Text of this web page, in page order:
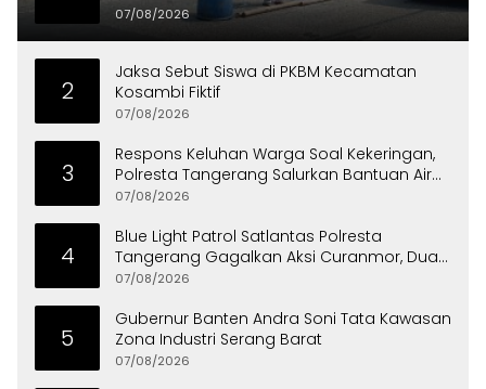
07/08/2026
2
Jaksa Sebut Siswa di PKBM Kecamatan
Kosambi Fiktif
07/08/2026
3
Respons Keluhan Warga Soal Kekeringan,
Polresta Tangerang Salurkan Bantuan Air
Bersih ke Panongan
07/08/2026
4
Blue Light Patrol Satlantas Polresta
Tangerang Gagalkan Aksi Curanmor, Dua
Pria Diamankan
07/08/2026
5
Gubernur Banten Andra Soni Tata Kawasan
Zona Industri Serang Barat
07/08/2026